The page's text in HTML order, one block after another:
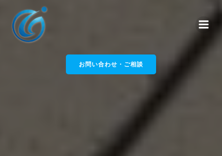
ツ
へ
ス
お問い合わせ・ご相談